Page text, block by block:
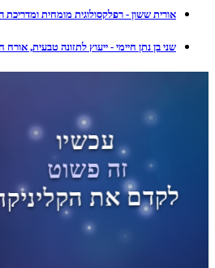
אורית ששון - רפלקסולוגית מומחית
שני בן נתן חיימי - ייעוץ לתזונה טבעית,